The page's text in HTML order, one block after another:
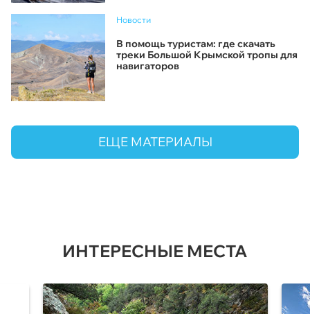
Новости
В помощь туристам: где скачать
треки Большой Крымской тропы для
навигаторов
ЕЩЕ МАТЕРИАЛЫ
ИНТЕРЕСНЫЕ МЕСТА